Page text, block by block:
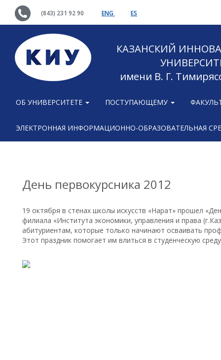
(843) 231 92 90 ENG ES
КАЗАНСКИЙ
имени В. Г.
ОБ УНИВЕРСИТЕТЕ ПОСТУПАЮЩЕМУ
ЭЛЕКТРОННАЯ ИНФОРМАЦИОННО-ОБРАЗОВАТЕЛЬНАЯ
День первокурсника 2012
19 октября в стенах школы искусств «Нарат» прошел
филиала «Института экономики, управления и права
абитуриентам, которые только начинают осваивать
Этот праздник помогает им влиться в студенческую